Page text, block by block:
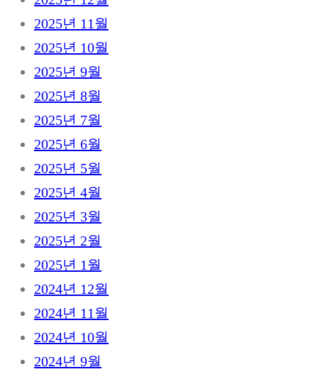
2025년 11월
2025년 10월
2025년 9월
2025년 8월
2025년 7월
2025년 6월
2025년 5월
2025년 4월
2025년 3월
2025년 2월
2025년 1월
2024년 12월
2024년 11월
2024년 10월
2024년 9월